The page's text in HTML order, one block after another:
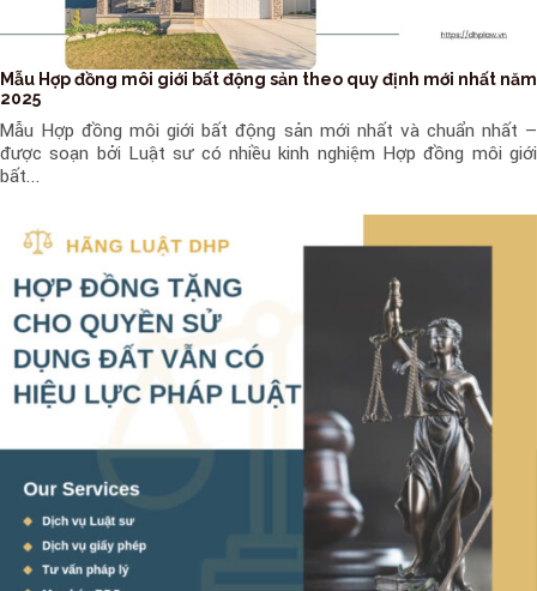
Mẫu Hợp đồng môi giới bất động sản theo quy định mới nhất năm
2025
Mẫu Hợp đồng môi giới bất động sản mới nhất và chuẩn nhất –
được soạn bởi Luật sư có nhiều kinh nghiệm Hợp đồng môi giới
bất...